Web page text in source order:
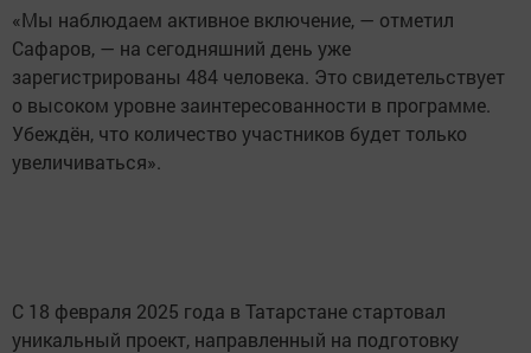
«Мы наблюдаем активное включение, — отметил
Сафаров, — на сегодняшний день уже
зарегистрированы 484 человека. Это свидетельствует
о высоком уровне заинтересованности в программе.
Убеждён, что количество участников будет только
увеличиваться».
С 18 февраля 2025 года в Татарстане стартовал
уникальный проект, направленный на подготовку